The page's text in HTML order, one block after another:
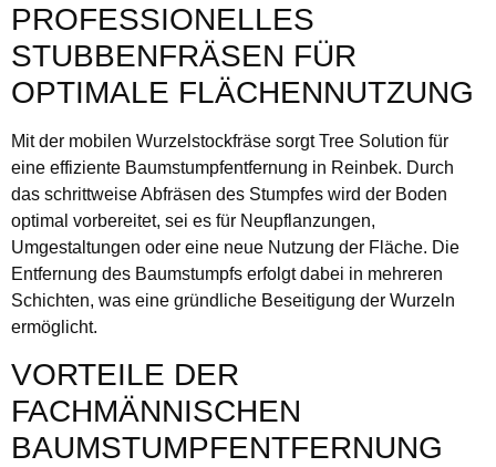
PROFESSIONELLES
STUBBENFRÄSEN FÜR
OPTIMALE FLÄCHENNUTZUNG
Mit der mobilen Wurzelstockfräse sorgt Tree Solution für
eine effiziente Baumstumpfentfernung in Reinbek. Durch
das schrittweise Abfräsen des Stumpfes wird der Boden
optimal vorbereitet, sei es für Neupflanzungen,
Umgestaltungen oder eine neue Nutzung der Fläche. Die
Entfernung des Baumstumpfs erfolgt dabei in mehreren
Schichten, was eine gründliche Beseitigung der Wurzeln
ermöglicht.
VORTEILE DER
FACHMÄNNISCHEN
BAUMSTUMPFENTFERNUNG